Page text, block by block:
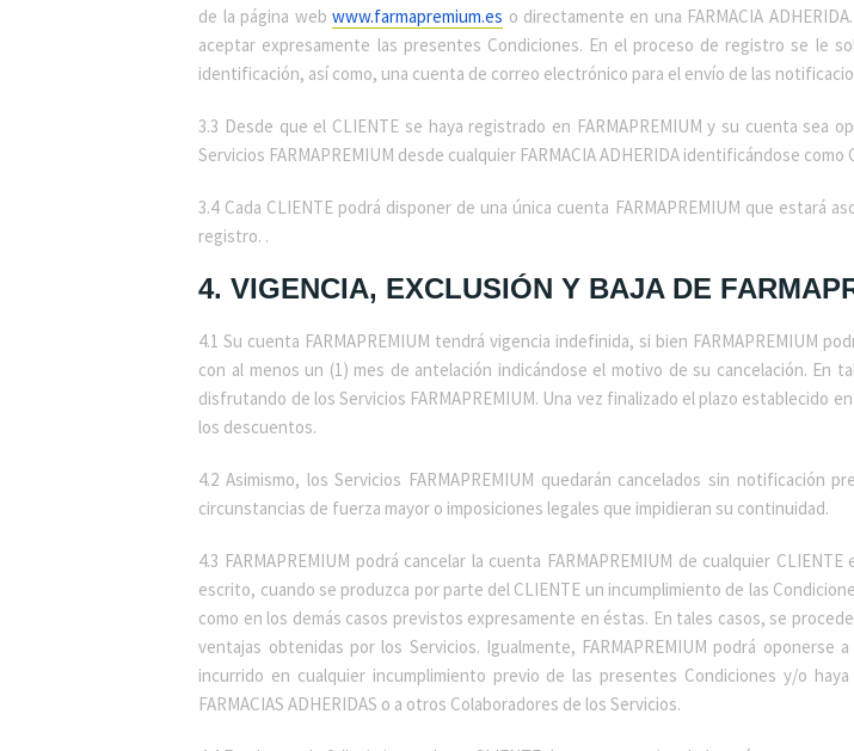
de la página webwww.farmapremium.es o directamente en una FARMACIA
aceptar expresamente las presentes Condiciones. En el proceso de registro se le
identificación, así como, una cuenta de correo electrónico para el envío de las
3.3 Desde que el CLIENTE se haya registrado en FARMAPREMIUM y su cuenta
Servicios FARMAPREMIUM desde cualquier FARMACIA ADHERIDA identificándose como
3.4 Cada CLIENTE podrá disponer de una única cuenta FARMAPREMIUM que
registro. .
4. VIGENCIA, EXCLUSIÓN Y BAJA DE
4.1 Su cuenta FARMAPREMIUM tendrá vigencia indefinida, si bien FARMAPREMIUM
con al menos un (1) mes de antelación indicándose el motivo de su cancelación. En
disfrutando de los Servicios FARMAPREMIUM. Una vez finalizado el plazo establecido
los descuentos.
4.2 Asimismo, los Servicios FARMAPREMIUM quedarán cancelados sin
circunstancias de fuerza mayor o imposiciones legales que impidieran su continuidad.
4.3 FARMAPREMIUM podrá cancelar la cuenta FARMAPREMIUM de cualquier
escrito, cuando se produzca por parte del CLIENTE un incumplimiento de las
como en los demás casos previstos expresamente en éstas. En tales casos, se
ventajas obtenidas por los Servicios. Igualmente, FARMAPREMIUM podrá oponerse
incurrido en cualquier incumplimiento previo de las presentes Condiciones y/o
FARMACIAS ADHERIDAS o a otros Colaboradores de los Servicios.